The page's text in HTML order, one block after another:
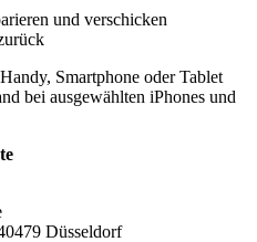
und verschicken
Smartphone oder Tablet
bei ausgewählten iPhones und
Düsseldorf